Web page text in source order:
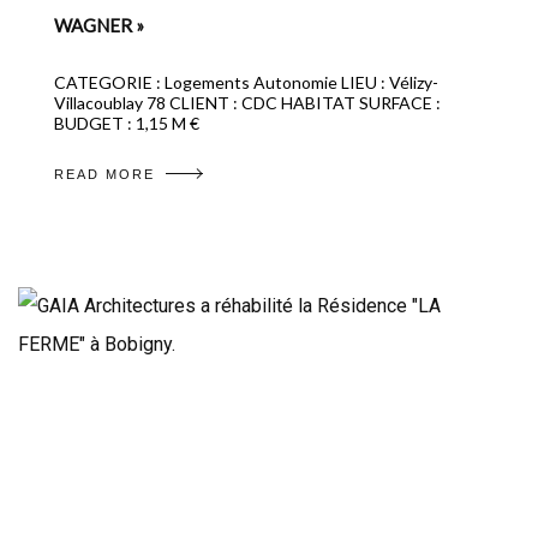
WAGNER »
CATEGORIE : Logements Autonomie LIEU : Vélizy-
Villacoublay 78 CLIENT : CDC HABITAT SURFACE :
BUDGET : 1,15 M €
READ MORE